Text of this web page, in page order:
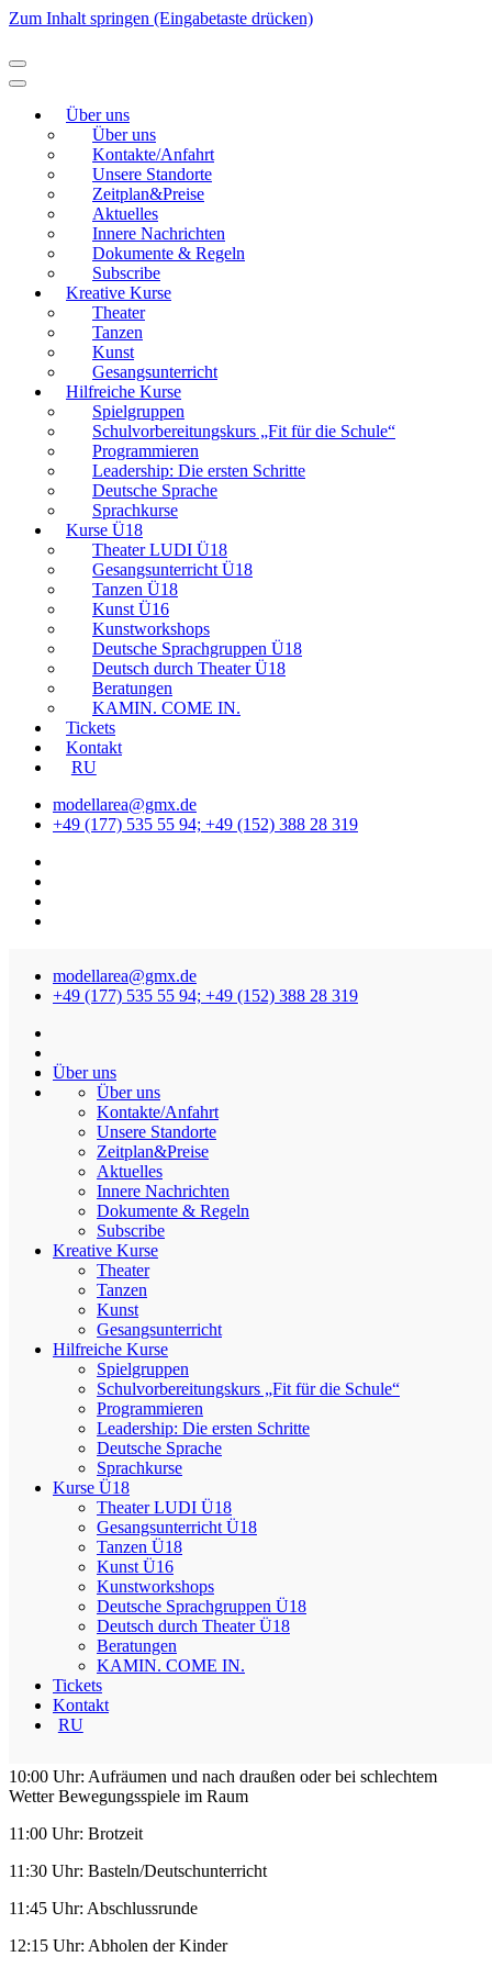
Zum Inhalt springen (Eingabetaste drücken)
Über uns
Über uns
Kontakte/Anfahrt
Unsere Standorte
Zeitplan&Preise
Aktuelles
Innere Nachrichten
Dokumente & Regeln
Subscribe
Kreative Kurse
Theater
Tanzen
Kunst
Gesangsunterricht
Hilfreiche Kurse
Spielgruppen
Schulvorbereitungskurs „Fit für die Schule“
Programmieren
Leadership: Die ersten Schritte
Deutsche Sprache
Sprachkurse
Kurse Ü18
Theater LUDI Ü18
Gesangsunterricht Ü18
Tanzen Ü18
Kunst Ü16
Kunstworkshops
Deutsche Sprachgruppen Ü18
Deutsch durch Theater Ü18
Beratungen
KAMIN. COME IN.
Tickets
Kontakt
RU
modellarea@gmx.de
+49 (177) 535 55 94; +49 (152) 388 28 319
modellarea@gmx.de
+49 (177) 535 55 94; +49 (152) 388 28 319
Modellierton
Über uns
Über uns
Kontakte/Anfahrt
Unsere Standorte
Zeitplan&Preise
Aktuelles
Innere Nachrichten
Dokumente & Regeln
Subscribe
Kreative Kurse
Theater
Tanzen
Kunst
Gesangsunterricht
Hilfreiche Kurse
Spielgruppen
Schulvorbereitungskurs „Fit für die Schule“
Programmieren
Leadership: Die ersten Schritte
Deutsche Sprache
Sprachkurse
Kurse Ü18
Theater LUDI Ü18
Gesangsunterricht Ü18
Tanzen Ü18
Kunst Ü16
Kunstworkshops
Deutsche Sprachgruppen Ü18
Deutsch durch Theater Ü18
Beratungen
KAMIN. COME IN.
Tickets
Kontakt
RU
Spielgruppen
: 4-6 J.
Diese Gruppen offenen 2 Mal pro Woche von 9:00 bis 12:30 Uhr.
Kostenlos!
Wir sprechen Deutsch und Russisch mit Kindern.
ANMELDUNG
ZEITPLAN
Ziel des Unterrichts
Wir suchen Kinder zwischen 4-6 Jahren für unsere Spiel-
Integrationsgruppen.
die Sprachunterstützung f
die Entlastung der jungen Eltern
der Kontakt zu den anderen Kindern und die kurze
Abwesenheit der Eltern, bietet eine gute Grundlage für den
Kindergarten
Tagesablauf:
09:00 Uhr: Bringzeit mit Freispiel und Bastelaktionen
10:00 Uhr: Aufräumen und nach draußen oder bei schlechtem
Wetter Bewegungsspiele im Raum
11:00 Uhr: Brotzeit
11:30 Uhr: Basteln/Deutschunterricht
11:45 Uhr: Abschlussrunde
12:15 Uhr: Abholen der Kinder